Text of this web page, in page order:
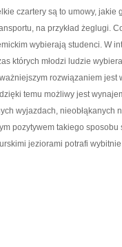
czartery są to umowy,
na przykład żeglugi.
wybierają studenci. W
których młodzi ludzie
rozwiązaniem
temu możliwy jest
wyjazdach,
pozytywem takiego
jeziorami potrafi